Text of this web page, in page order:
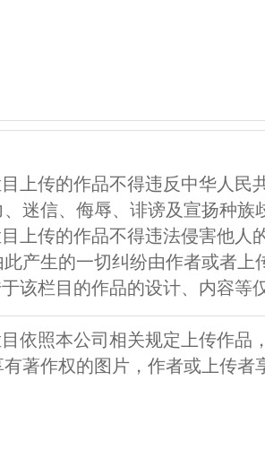
上传的作品不得违反中华人民
迷信、侮辱、诽谤及宣扬种族
上传的作品不得违法侵害他人
产生的一切纠纷由作者或者上
该栏目的作品的设计、内容等
依照本公司相关规定上传作品
著作权的图片，作者或上传者